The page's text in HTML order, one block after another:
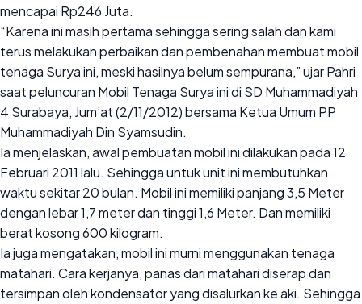
mencapai Rp246 Juta.
“Karena ini masih pertama sehingga sering salah dan kami
terus melakukan perbaikan dan pembenahan membuat mobil
tenaga Surya ini, meski hasilnya belum sempurana,” ujar Pahri
saat peluncuran Mobil Tenaga Surya ini di SD Muhammadiyah
4 Surabaya, Jum’at (2/11/2012) bersama Ketua Umum PP
Muhammadiyah Din Syamsudin.
Ia menjelaskan, awal pembuatan mobil ini dilakukan pada 12
Februari 2011 lalu. Sehingga untuk unit ini membutuhkan
waktu sekitar 20 bulan. Mobil ini memiliki panjang 3,5 Meter
dengan lebar 1,7 meter dan tinggi 1,6 Meter. Dan memiliki
berat kosong 600 kilogram.
Ia juga mengatakan, mobil ini murni menggunakan tenaga
matahari. Cara kerjanya, panas dari matahari diserap dan
tersimpan oleh kondensator yang disalurkan ke aki. Sehingga